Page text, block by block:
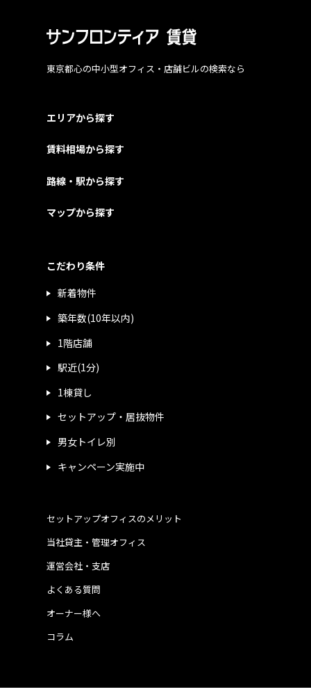
東京都心の中小型オフィス・店舗ビルの検索なら
エリアから探す
賃料相場から探す
路線・駅から探す
マップから探す
こだわり条件
新着物件
築年数(10年以内)
1階店舗
駅近(1分)
1棟貸し
セットアップ・居抜物件
男女トイレ別
キャンペーン実施中
運営会社・支店
よくある質問
当社貸主・管理オフィス
オーナー様へ
コラム
セットアップオフィスのメリット